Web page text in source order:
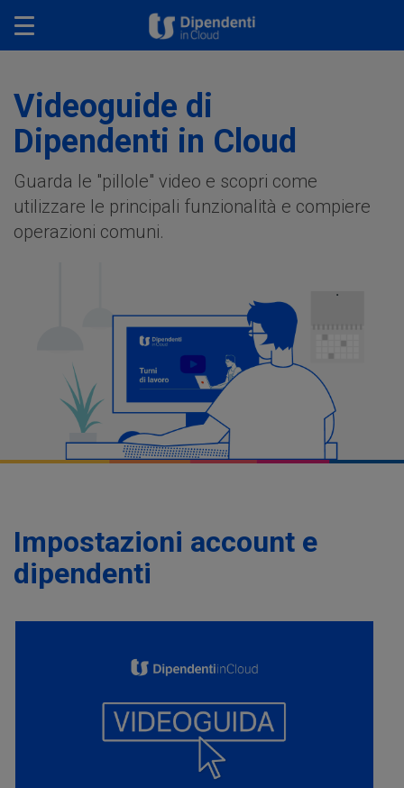
Toggle navigation
Videoguide di
Dipendenti in Cloud
Guarda le "pillole" video e scopri come
utilizzare le principali funzionalità e compiere
operazioni comuni.
Impostazioni account e
dipendenti